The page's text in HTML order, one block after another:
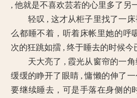
, 他就是不喜欢芸若的心里多了另
轻叹 , 这才从柜子里找了一床
么都睡不着，听着床帐里她的呼
次的狂跳如擂 , 终于睡去的时候今
天大亮了 , 霞光从窗帘的一角
缓缓的睁开了眼睛 , 慵懒的伸了
要继续睡去，可是手落在身侧的